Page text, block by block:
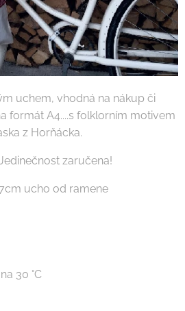
uchem, vhodná na nákup či
formát A4....s folklorním motivem
z Horňácka.
zaručena!
ucho od ramene
30 °C